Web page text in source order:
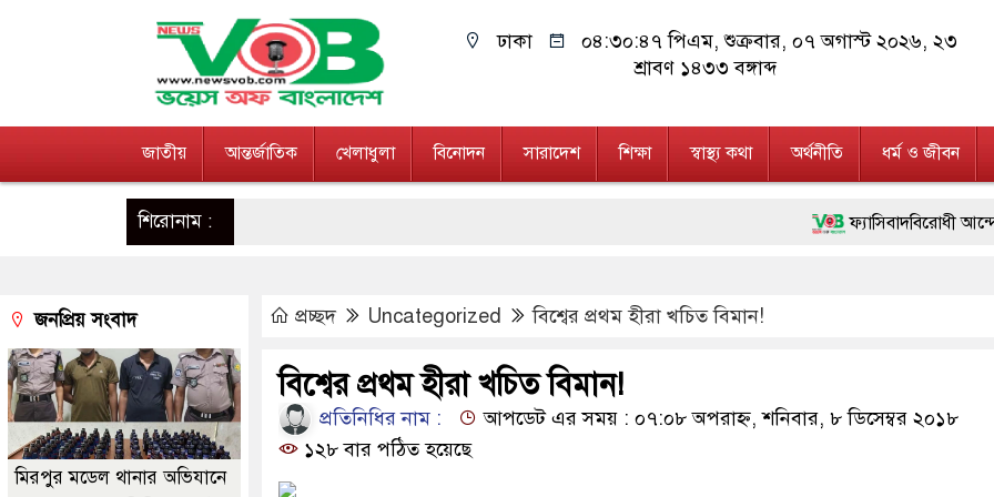
ঢাকা ০৪:৩০:৪৮ পিএম, শুক্রবার, ০৭ অগাস্ট ২০২৬, ২৩
শ্রাবণ ১৪৩৩ বঙ্গাব্দ
জাতীয় আন্তর্জাতিক খেলাধুলা বিনোদন সারাদেশ শিক্ষা স্বাস্থ্য কথা অর্থনীতি ধর্ম ও জীবন
শিরোনাম : ফ্যাসিবাদবিরোধী আন্দোলনে
জনগণ পরিবর্তন চেয়েছে বলেই
২৮ লাখ টাকার জাল নোটসহ
নেতৃত্ব ও গণতন্ত্রের মূর্তমান
অবৈধ বিদেশি পিস্তল,
প্রচ্ছদ Uncategorized বিশ্বের প্রথম হীরা খচিত বিমান!
বিশ্বের প্রথম হীরা খচিত বিমান!
প্রতিনিধির নাম :
আপডেট এর সময় : ০৭:০৮ অপরাহ্ন, শনিবার, ৮ ডিসেম্বর ২০১৮
১২৮ বার পঠিত হয়েছে
জনপ্রিয় সংবাদ
মিরপুর মডেল থানার অভিযানে